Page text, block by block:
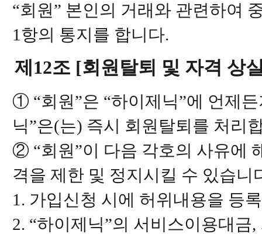
“회원” 본인의 거래와 관련하여
1항의 통지를 합니다.
제12조 [회원탈퇴 및 자격 상
① “회원”은 “하이제닉”에 언제
닉”은(는) 즉시 회원탈퇴를 처리
② “회원”이 다음 각호의 사유에
격을 제한 및 정지시킬 수 있습니
1. 가입신청 시에 허위내용을 등
2. “하이제닉”의 서비스이용대